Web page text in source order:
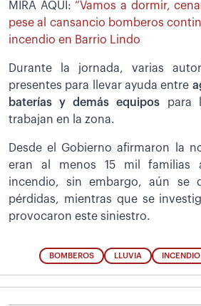
MIRA AQUÍ:“Vamos a dormir,
pese al cansancio bomberos
incendio en Barrio Lindo
Durante la jornada, varias
presentes para llevar ayuda entre
baterías y demás equipos para
trabajan en la zona.
Desde el Gobierno afirmaron la
eran al menos 15 mil familias
incendio, sin embargo, aún se
pérdidas, mientras que se
provocaron este siniestro.
BOMBEROS LLUVIA